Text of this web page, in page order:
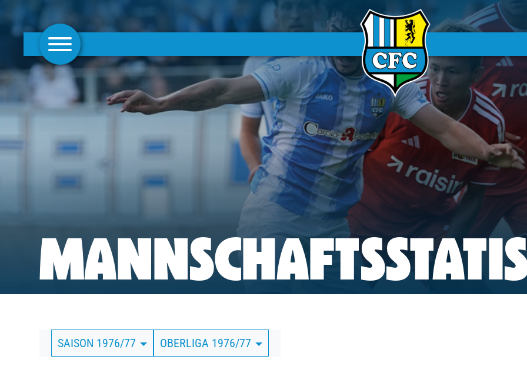
AKTUELLES
FRAUEN
CLUBMITGLIEDSCHAFT
BUSINESS
SÜDKURVE
TICKETING
SAISON 1976/77 OBERLIGA 1976/77